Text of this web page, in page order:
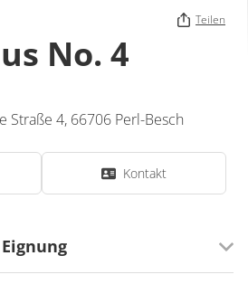
Teilen
No. 4
Straße 4, 66706 Perl-Besch
Kontakt